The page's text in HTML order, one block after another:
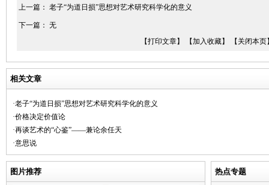
上一篇： 老子“为道日损”思想对艺术研究科学化的意义
下一篇： 无
【打印文章】
【加入收藏】 【关闭本页
相关文章
·老子“为道日损”思想对艺术研究科学化的意义
·价格决定价值论
·再谈艺术的“心鉴”——兼论余任天
·意思说
图片推荐 热点专题